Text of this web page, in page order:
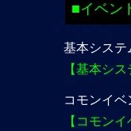
■イベン
基本システ
【基本シ
コモンイ
【コモン